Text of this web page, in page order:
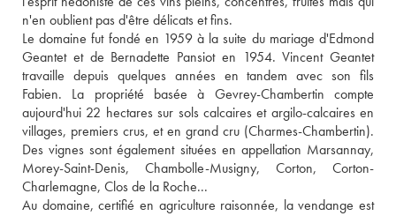
n'en oublient pas d'être délicats et fins.
Le domaine fut fondé en 1959 à la suite du mariage d'Edmond
Geantet et de Bernadette Pansiot en 1954. Vincent Geantet
travaille depuis quelques années en tandem avec son fils
Fabien. La propriété basée à Gevrey-Chambertin compte
aujourd'hui 22 hectares sur sols calcaires et argilo-calcaires en
villages, premiers crus, et en grand cru (Charmes-Chambertin).
Des vignes sont également situées en appellation Marsannay,
Morey-Saint-Denis, Chambolle-Musigny, Corton, Corton-
Charlemagne, Clos de la Roche...
Au domaine, certifié en agriculture raisonnée, la vendange est